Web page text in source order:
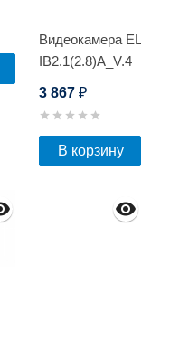
Видеокамера EL
IB2.1(2.8)A_V.4
3 867 ₽
В корзину